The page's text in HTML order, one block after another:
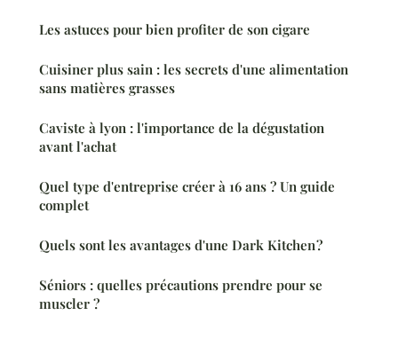
Les astuces pour bien profiter de son cigare
Cuisiner plus sain : les secrets d'une alimentation
sans matières grasses
Caviste à lyon : l'importance de la dégustation
avant l'achat
Quel type d'entreprise créer à 16 ans ? Un guide
complet
Quels sont les avantages d'une Dark Kitchen ?
Séniors : quelles précautions prendre pour se
muscler ?